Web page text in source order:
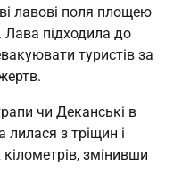
лавові поля площею
Лава підходила до
туристів за
чи Деканські в
лилася з тріщин і
змінивши